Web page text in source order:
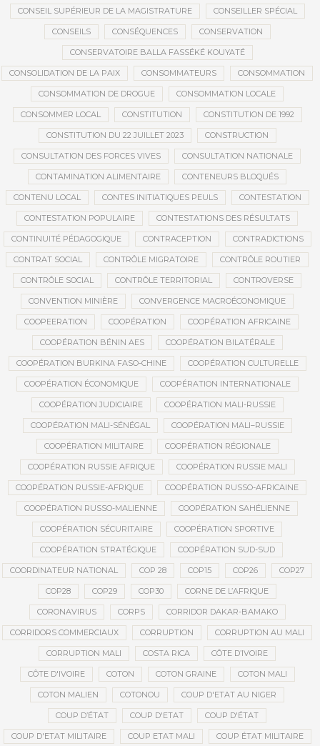
CONSEIL SUPÉRIEUR DE LA MAGISTRATURE CONSEILLER SPÉCIAL
CONSEILS CONSÉQUENCES CONSERVATION
CONSERVATOIRE BALLA FASSÉKÉ KOUYATÉ
CONSOLIDATION DE LA PAIX CONSOMMATEURS CONSOMMATION
CONSOMMATION DE DROGUE CONSOMMATION LOCALE
CONSOMMER LOCAL CONSTITUTION CONSTITUTION DE 1992
CONSTITUTION DU 22 JUILLET 2023 CONSTRUCTION
CONSULTATION DES FORCES VIVES CONSULTATION NATIONALE
CONTAMINATION ALIMENTAIRE CONTENEURS BLOQUÉS
CONTENU LOCAL CONTES INITIATIQUES PEULS CONTESTATION
CONTESTATION POPULAIRE CONTESTATIONS DES RÉSULTATS
CONTINUITÉ PÉDAGOGIQUE CONTRACEPTION CONTRADICTIONS
CONTRAT SOCIAL CONTRÔLE MIGRATOIRE CONTRÔLE ROUTIER
CONTRÔLE SOCIAL CONTRÔLE TERRITORIAL CONTROVERSE
CONVENTION MINIÈRE CONVERGENCE MACROÉCONOMIQUE
COOPEERATION COOPÉRATION COOPÉRATION AFRICAINE
COOPÉRATION BÉNIN AES COOPÉRATION BILATÉRALE
COOPÉRATION BURKINA FASO-CHINE COOPÉRATION CULTURELLE
COOPÉRATION ÉCONOMIQUE COOPÉRATION INTERNATIONALE
COOPÉRATION JUDICIAIRE COOPÉRATION MALI-RUSSIE
COOPÉRATION MALI-SÉNÉGAL COOPÉRATION MALI–RUSSIE
COOPÉRATION MILITAIRE COOPÉRATION RÉGIONALE
COOPÉRATION RUSSIE AFRIQUE COOPÉRATION RUSSIE MALI
COOPÉRATION RUSSIE-AFRIQUE COOPÉRATION RUSSO-AFRICAINE
COOPÉRATION RUSSO-MALIENNE COOPÉRATION SAHÉLIENNE
COOPÉRATION SÉCURITAIRE COOPÉRATION SPORTIVE
COOPÉRATION STRATÉGIQUE COOPÉRATION SUD-SUD
COORDINATEUR NATIONAL COP 28 COP15 COP26 COP27
COP28 COP29 COP30 CORNE DE L’AFRIQUE
CORONAVIRUS CORPS CORRIDOR DAKAR-BAMAKO
CORRIDORS COMMERCIAUX CORRUPTION CORRUPTION AU MALI
CORRUPTION MALI COSTA RICA CÔTE D’IVOIRE
CÔTE D'IVOIRE COTON COTON GRAINE COTON MALI
COTON MALIEN COTONOU COUP D'ETAT AU NIGER
COUP D’ÉTAT COUP D'ETAT COUP D'ÉTAT
COUP D'ETAT MILITAIRE COUP ETAT MALI COUP ÉTAT MILITAIRE